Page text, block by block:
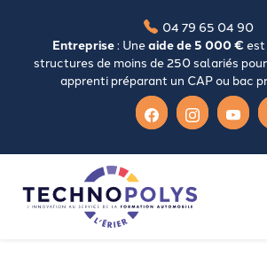
04 79 65 04 90
Entreprise: Uneaide de 5 000 € est
structures de moins de 250 salariés pour
apprenti préparant un CAP ou bac